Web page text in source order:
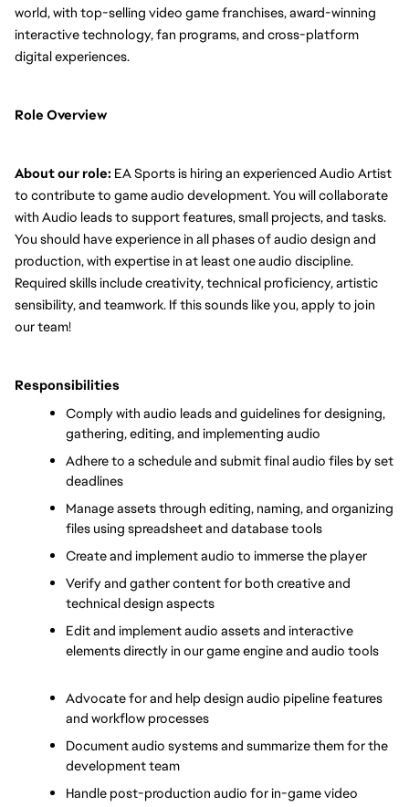
world, with top-selling video game franchises, award-winning
interactive technology, fan programs, and cross-platform
digital experiences.
Role Overview
About our role: EA Sports is hiring an experienced Audio Artist
to contribute to game audio development. You will collaborate
with Audio leads to support features, small projects, and tasks.
You should have experience in all phases of audio design and
production, with expertise in at least one audio discipline.
Required skills include creativity, technical proficiency, artistic
sensibility, and teamwork. If this sounds like you, apply to join
our team!
Responsibilities
Comply with audio leads and guidelines for designing,
gathering, editing, and implementing audio
Adhere to a schedule and submit final audio files by set
deadlines
Manage assets through editing, naming, and organizing
files using spreadsheet and database tools
Create and implement audio to immerse the player
Verify and gather content for both creative and
technical design aspects
Edit and implement audio assets and interactive
elements directly in our game engine and audio tools
Advocate for and help design audio pipeline features
and workflow processes
Document audio systems and summarize them for the
development team
Handle post-production audio for in-game video